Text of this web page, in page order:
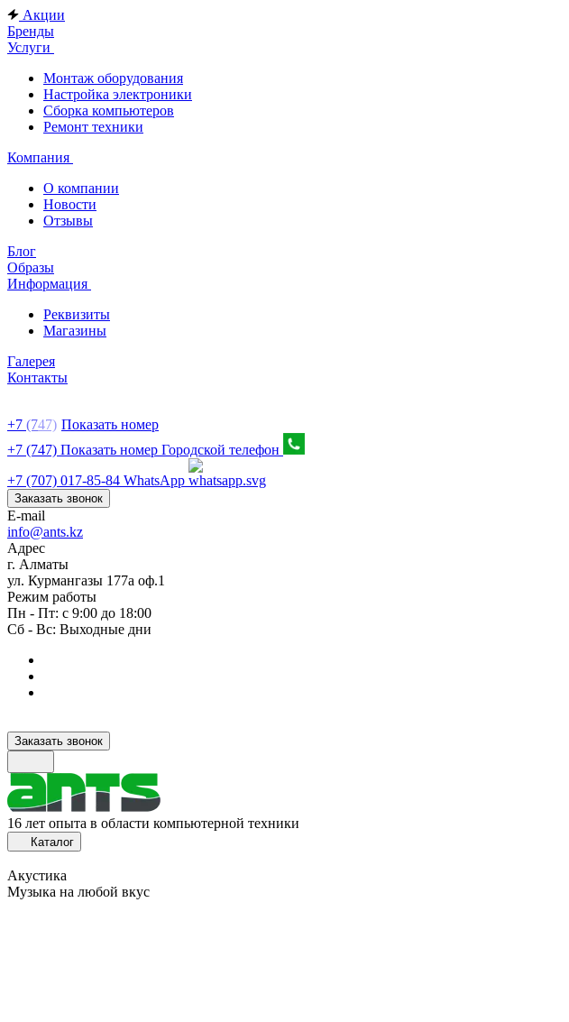
Акции
Бренды
Услуги
Монтаж оборудования
Настройка электроники
Сборка компьютеров
Ремонт техники
Компания
О компании
Новости
Отзывы
Блог
Образы
Информация
Реквизиты
Магазины
Галерея
Контакты
+7 (747) Показать номер
+7 (747) Показать номер Городской телефон
+7 (707) 017-85-84 WhatsApp
Заказать звонок
E-mail
info@ants.kz
Адрес
г. Алматы
ул. Курмангазы 177а оф.1
Режим работы
Пн - Пт: с 9:00 до 18:00
Сб - Вс: Выходные дни
Заказать звонок
16 лет опыта в области компьютерной техники
Каталог
Акустика
Музыка на любой вкус